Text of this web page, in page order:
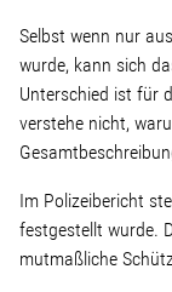
Selbst wenn nur
wurde, kann sich
Unterschied ist für
verstehe nicht,
Im Polizeibericht
festgestellt wurde.
mutmaßliche